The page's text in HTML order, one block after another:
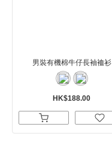
男裝有機棉牛仔長袖裇衫
HK$188.00